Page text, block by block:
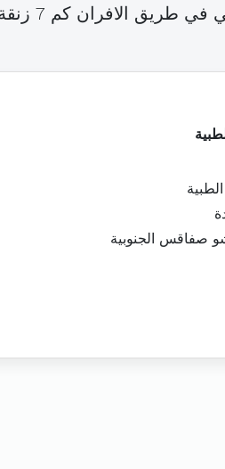
كم 7 زنقة الكشو صفاقس الجنوبية (